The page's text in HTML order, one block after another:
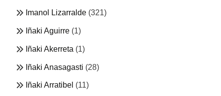
Imanol Lizarralde (321)
Iñaki Aguirre (1)
Iñaki Akerreta (1)
Iñaki Anasagasti (28)
Iñaki Arratibel (11)